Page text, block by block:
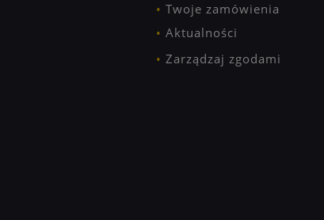
Twoje zamówienia
Aktualności
Zarządzaj zgodami